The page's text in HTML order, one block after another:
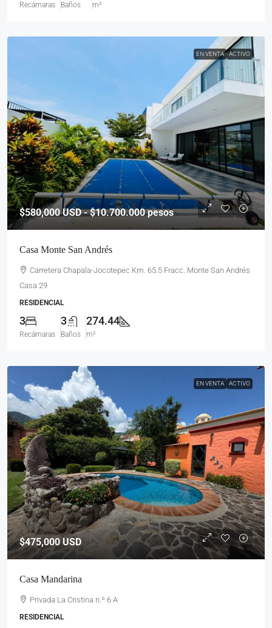
Recámaras Baños m²
EN VENTA ACTIVO
$580,000USD - $10.700.000 pesos
Casa Monte San Andrés
Carretera Chapala-Jocotepec Km. 65.5 Fracc. Monte San Andrés
Casa 29
RESIDENCIAL
3
Recámaras
3
Baños
274.44
m²
EN VENTA ACTIVO
$475,000USD
Casa Mandarina
Privada La Cristina n.º 6 A
RESIDENCIAL